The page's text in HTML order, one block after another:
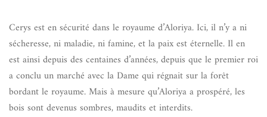
Cerys est en sécurité dans le royaume d’Aloriya. Ici, il n’y a ni
sécheresse, ni maladie, ni famine, et la paix est éternelle. Il en
est ainsi depuis des centaines d’années, depuis que le premier roi
a conclu un marché avec la Dame qui régnait sur la forêt
bordant le royaume. Mais à mesure qu’Aloriya a prospéré, les
bois sont devenus sombres, maudits et interdits.